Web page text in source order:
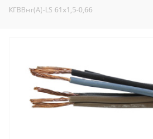
КГВВнг(А)-LS 61х1,5-0,66